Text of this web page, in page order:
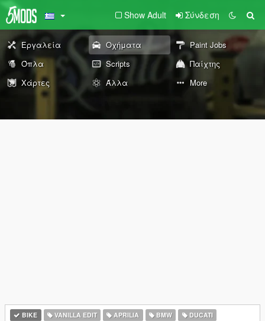
Show Adult Σύνδεση
Εργαλεία Οχήματα
Paint Jobs
Όπλα
Scripts
Παίχτης
Χάρτες
Άλλα More
BIKE VANILLA EDIT APRILIA BMW
DUCATI